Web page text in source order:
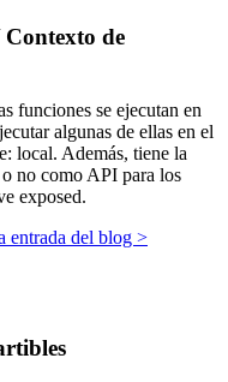
de
funciones se ejecutan en
algunas de ellas en el
local. Además, tiene la
no como API para los
exposed.
entrada del blog >